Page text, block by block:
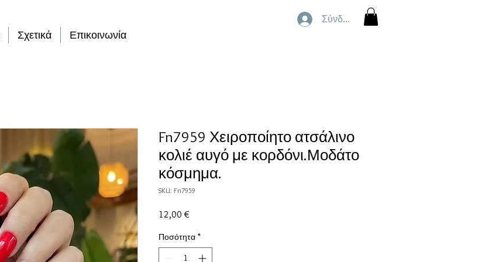
Σχετικά Επικοινωνία
Σύνδεση
Fn7959 Χειροποίητο ατσάλινο
κολιέ αυγό με κορδόνι.Μοδάτο
κόσμημα.
SKU: Fn7959
12,00 €
Ποσότητα *